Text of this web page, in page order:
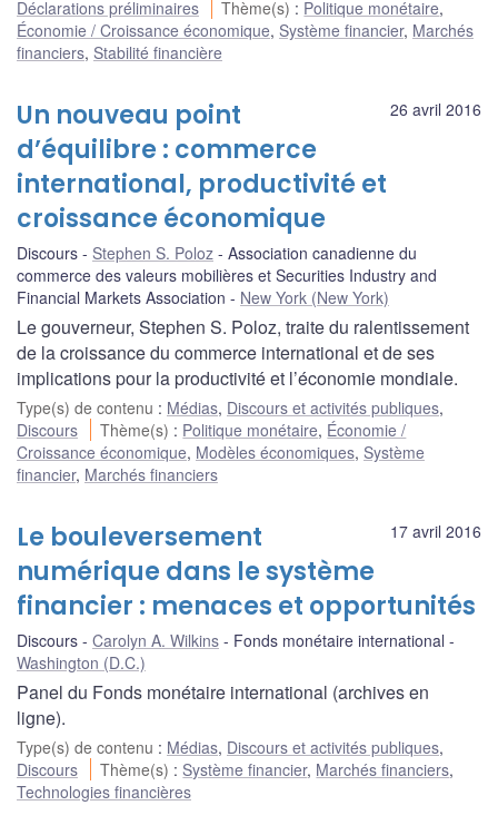
Déclarations préliminaires Thème(s) : Politique monétaire,
Économie / Croissance économique, Système financier, Marchés
financiers, Stabilité financière
26 avril 2016
Un nouveau point
d’équilibre : commerce
international, productivité et
croissance économique
Discours Stephen S. Poloz
Association canadienne du
commerce des valeurs mobilières et Securities Industry and
Financial Markets Association
New York (New York)
Le gouverneur, Stephen S. Poloz, traite du ralentissement
de la croissance du commerce international et de ses
implications pour la productivité et l’économie mondiale.
Type(s) de contenu : Médias, Discours et activités publiques,
Discours
Thème(s) : Politique monétaire, Économie /
Croissance économique, Modèles économiques, Système
financier, Marchés financiers
17 avril 2016
Le bouleversement
numérique dans le système
financier : menaces et opportunités
Discours Carolyn A. Wilkins
Fonds monétaire international
Washington (D.C.)
Panel du Fonds monétaire international (archives en
ligne).
Type(s) de contenu : Médias, Discours et activités publiques,
Discours
Thème(s) : Système financier, Marchés financiers,
Technologies financières